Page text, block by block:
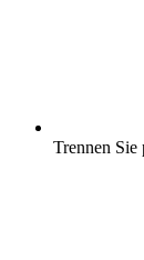
Trennen Sie